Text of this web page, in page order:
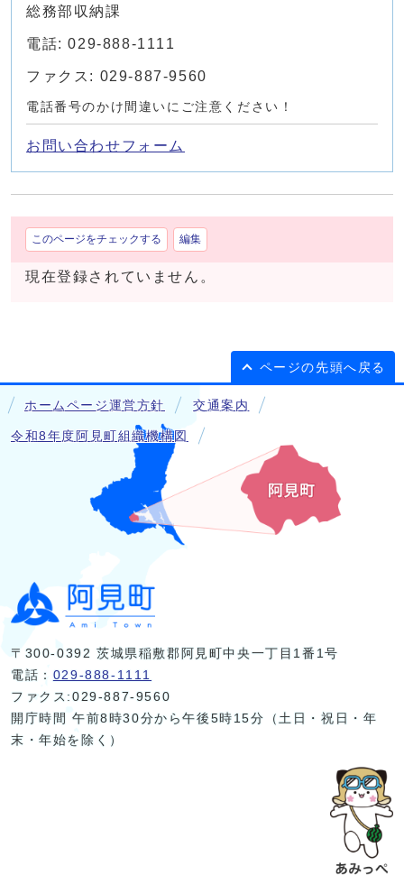
総務部収納課
電話: 029-888-1111
ファクス: 029-887-9560
電話番号のかけ間違いにご注意ください！
お問い合わせフォーム
このページをチェックする 編集
現在登録されていません。
ページの先頭へ戻る
ホームページ運営方針 交通案内
令和8年度阿見町組織機構図
〒300-0392 茨城県稲敷郡阿見町中央一丁目1番1号
電話： 029-888-1111
ファクス:029-887-9560
開庁時間 午前8時30分から午後5時15分（土日・祝日・年
末・年始を除く）